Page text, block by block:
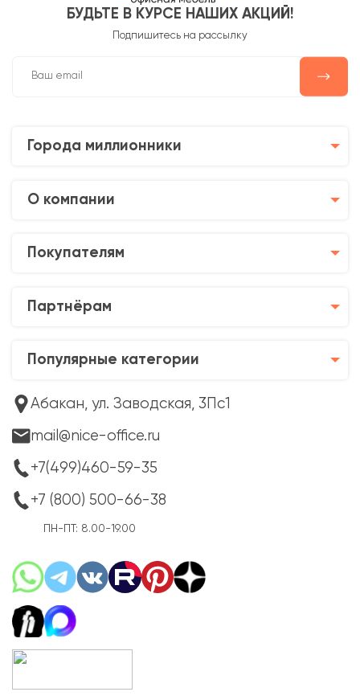
БУДЬТЕ В КУРСЕ НАШИХ АКЦИЙ!
Подпишитесь на рассылку
Города миллионники
О компании
Покупателям
Партнёрам
Популярные категории
Абакан, ул. Заводская, 3Пс1
mail@nice-office.ru
+7(499)460-59-35
+7 (800) 500-66-38
ПН-ПТ: 8.00-19.00